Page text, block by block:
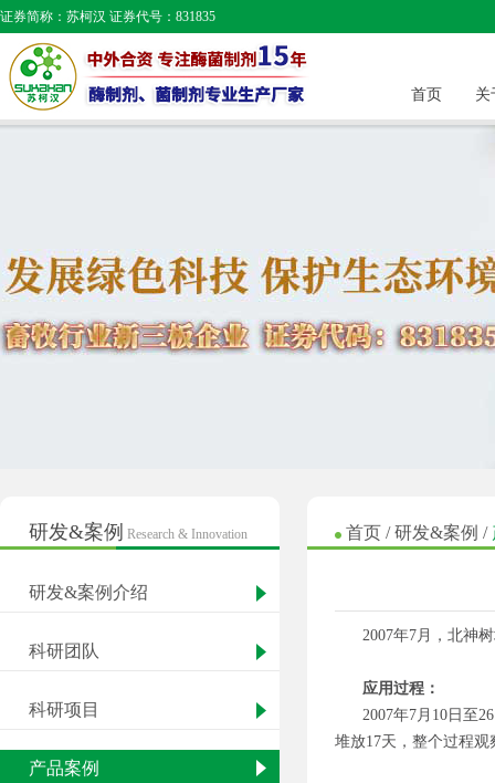
证券简称：苏柯汉 证券代号：831835
首页 关
研发&案例 Research & Innovation
研发&案例介绍
科研团队
科研项目
产品案例
首页 /研发&案例 /
2007年7月，北神
应用过程：
2007年7月10日至
堆放17天，整个过程